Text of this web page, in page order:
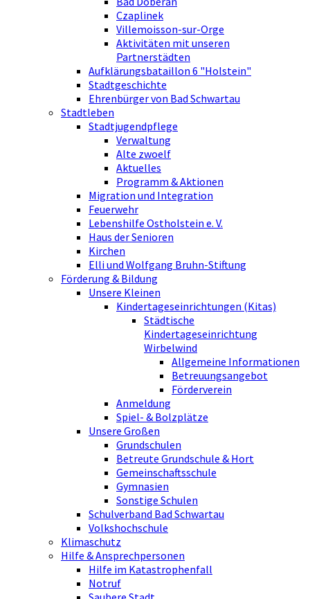
Czaplinek
Villemoisson-sur-Orge
Aktivitäten mit unseren
Partnerstädten
Aufklärungsbataillon 6 "Holstein"
Stadtgeschichte
Ehrenbürger von Bad Schwartau
Stadtleben
Stadtjugendpflege
Verwaltung
Alte zwoelf
Aktuelles
Programm & Aktionen
Migration und Integration
Feuerwehr
Lebenshilfe Ostholstein e. V.
Haus der Senioren
Kirchen
Elli und Wolfgang Bruhn-Stiftung
Förderung & Bildung
Unsere Kleinen
Kindertageseinrichtungen (Kitas)
Städtische
Kindertageseinrichtung
Wirbelwind
Allgemeine Informationen
Betreuungsangebot
Förderverein
Anmeldung
Spiel- & Bolzplätze
Unsere Großen
Grundschulen
Betreute Grundschule & Hort
Gemeinschaftsschule
Gymnasien
Sonstige Schulen
Schulverband Bad Schwartau
Volkshochschule
Klimaschutz
Hilfe & Ansprechpersonen
Hilfe im Katastrophenfall
Notruf